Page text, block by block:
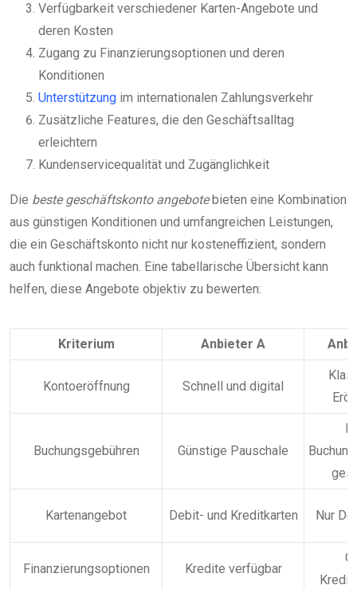
Verfügbarkeit verschiedener Karten-Angebote und
deren Kosten
Zugang zu Finanzierungsoptionen und deren
Konditionen
Unterstützung im internationalen Zahlungsverkehr
Zusätzliche Features, die den Geschäftsalltag
erleichtern
Kundenservicequalität und Zugänglichkeit
Die beste geschäftskonto angebotebieten eine Kombination
aus günstigen Konditionen und umfangreichen Leistungen,
die ein Geschäftskonto nicht nur kosteneffizient, sondern
auch funktional machen. Eine tabellarische Übersicht kann
helfen, diese Angebote objektiv zu bewerten:
Kriterium Anbieter A
Kontoeröffnung Schnell und digital
Buchungsgebühren Günstige Pauschale
Kartenangebot Debit- und Kreditkarten Nur
Finanzierungsoptionen Kredite verfügbar